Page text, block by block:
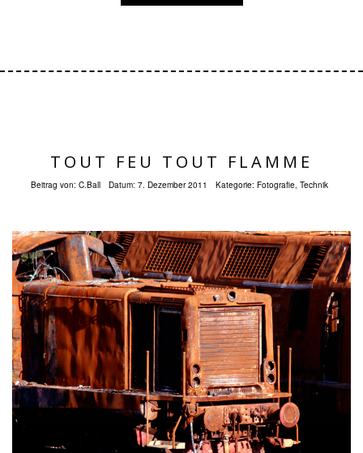
TOUT FEU TOUT FLAMME
Beitrag von: C.Ball Datum: 7. Dezember 2011 Kategorie: Fotografie, Technik